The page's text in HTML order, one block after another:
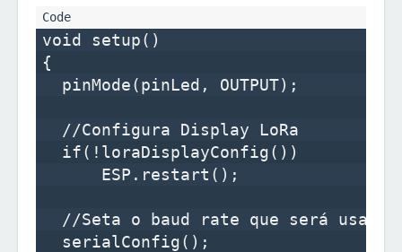
void setup()
{
  pinMode(pinLed, OUTPUT);
  //Configura Display LoRa
  if(!loraDisplayConfig())
      ESP.restart();
//Seta o baud rate que será usado
  serialConfig();